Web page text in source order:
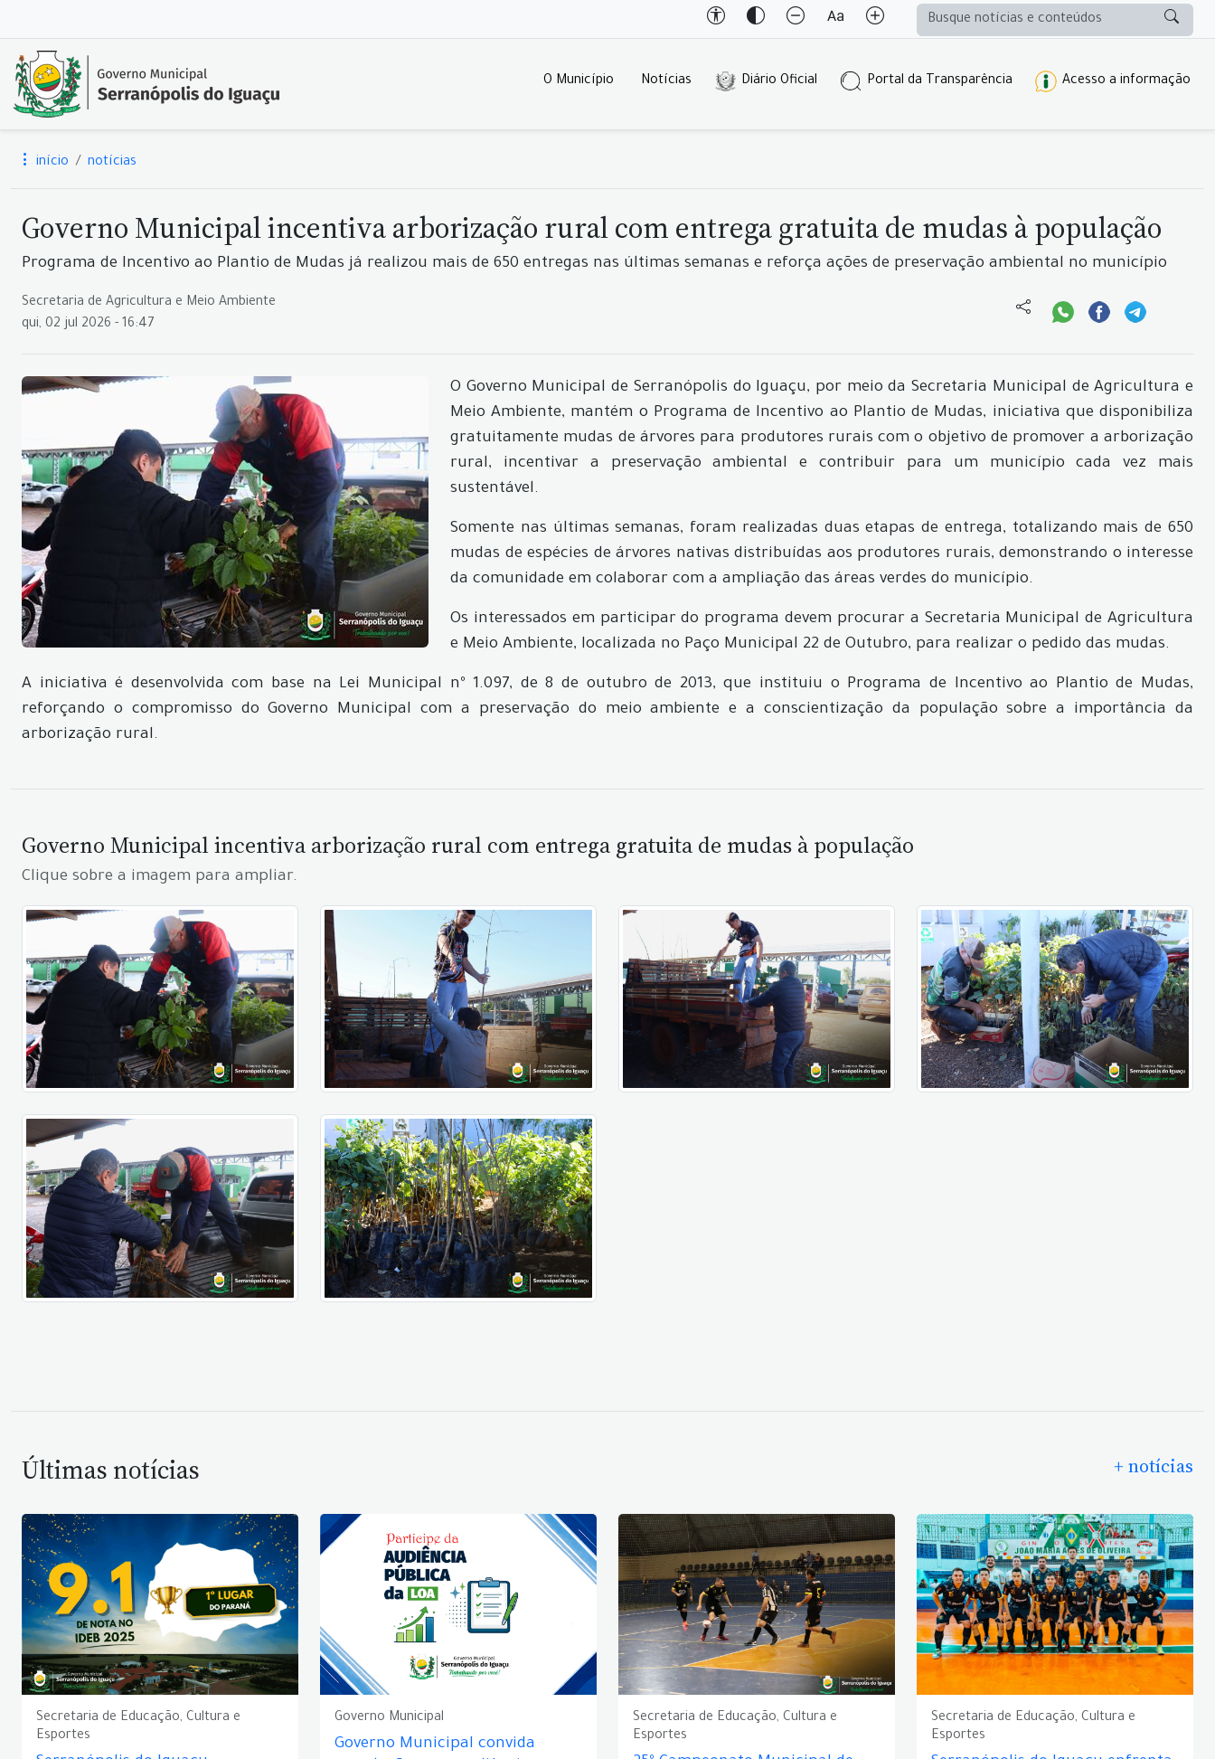
O Município Notícias Diário Oficial Portal da Transparência Acesso a informação
início notícias
Governo Municipal incentiva arborização rural com entrega gratuita de mudas à população
Programa de Incentivo ao Plantio de Mudas já realizou mais de 650 entregas nas últimas semanas e reforça ações de preservação ambiental no município
Secretaria de Agricultura e Meio Ambiente
qui, 02 jul 2026 - 16:47
O Governo Municipal de Serranópolis do Iguaçu, por meio da Secretaria Municipal de Agricultura e
Meio Ambiente, mantém o Programa de Incentivo ao Plantio de Mudas, iniciativa que disponibiliza
gratuitamente mudas de árvores para produtores rurais com o objetivo de promover a arborização
rural, incentivar a preservação ambiental e contribuir para um município cada vez mais
sustentável.
Somente nas últimas semanas, foram realizadas duas etapas de entrega, totalizando mais de 650
mudas de espécies de árvores nativas distribuídas aos produtores rurais, demonstrando o interesse
da comunidade em colaborar com a ampliação das áreas verdes do município.
Os interessados em participar do programa devem procurar a Secretaria Municipal de Agricultura
e Meio Ambiente, localizada no Paço Municipal 22 de Outubro, para realizar o pedido das mudas.
A iniciativa é desenvolvida com base na Lei Municipal nº 1.097, de 8 de outubro de 2013, que instituiu o Programa de Incentivo ao Plantio de Mudas,
reforçando o compromisso do Governo Municipal com a preservação do meio ambiente e a conscientização da população sobre a importância da
arborização rural.
Governo Municipal incentiva arborização rural com entrega gratuita de mudas à população
Clique sobre a imagem para ampliar.
Últimas notícias + notícias
Secretaria de Educação, Cultura e
Esportes
Governo Municipal
Governo Municipal convida
Secretaria de Educação, Cultura e
Esportes
Secretaria de Educação, Cultura e
Esportes